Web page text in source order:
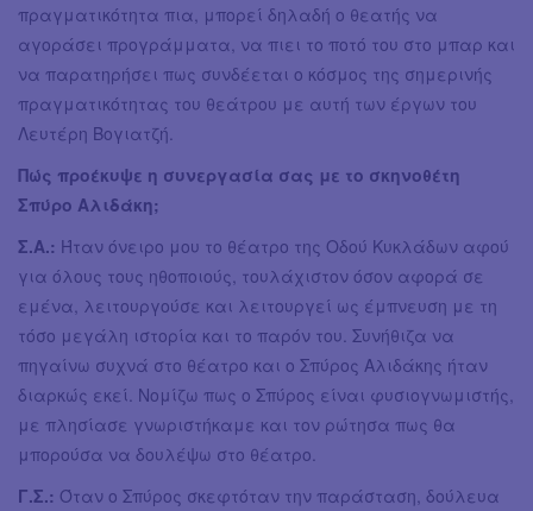
πραγματικότητα πια, μπορεί δηλαδή ο θεατής να
αγοράσει προγράμματα, να πιει το ποτό του στο μπαρ και
να παρατηρήσει πως συνδέεται ο κόσμος της σημερινής
πραγματικότητας του θεάτρου με αυτή των έργων του
Λευτέρη Βογιατζή.
Πώς προέκυψε η συνεργασία σας με το σκηνοθέτη
Σπύρο Αλιδάκη;
Σ.Α.: Ήταν όνειρο μου το θέατρο της Οδού Κυκλάδων αφού
για όλους τους ηθοποιούς, τουλάχιστον όσον αφορά σε
εμένα, λειτουργούσε και λειτουργεί ως έμπνευση με τη
τόσο μεγάλη ιστορία και το παρόν του. Συνήθιζα να
πηγαίνω συχνά στο θέατρο και ο Σπύρος Αλιδάκης ήταν
διαρκώς εκεί. Νομίζω πως ο Σπύρος είναι φυσιογνωμιστής,
με πλησίασε γνωριστήκαμε και τον ρώτησα πως θα
μπορούσα να δουλέψω στο θέατρο.
Γ.Σ.: Όταν ο Σπύρος σκεφτόταν την παράσταση, δούλευα